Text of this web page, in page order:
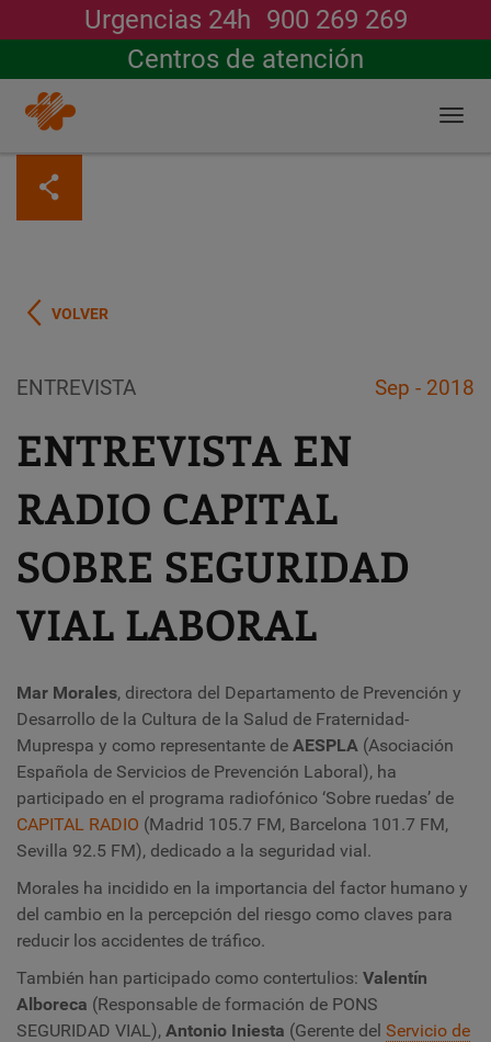
contenido
principal
Urgencias 24h 900 269 269
Centros de atención
Buscar
VOLVER
ENTREVISTA Sep - 2018
ENTREVISTA EN
RADIO CAPITAL
SOBRE SEGURIDAD
VIAL LABORAL
Mar Morales, directora del Departamento de Prevención y
Desarrollo de la Cultura de la Salud de Fraternidad-
Muprespa y como representante de AESPLA (Asociación
Española de Servicios de Prevención Laboral), ha
participado en el programa radiofónico ‘Sobre ruedas’ de
CAPITAL RADIO (Madrid 105.7 FM, Barcelona 101.7 FM,
Sevilla 92.5 FM), dedicado a la seguridad vial.
Morales ha incidido en la importancia del factor humano y
del cambio en la percepción del riesgo como claves para
reducir los accidentes de tráfico.
También han participado como contertulios: Valentín
Alboreca (Responsable de formación de PONS
SEGURIDAD VIAL), Antonio Iniesta (Gerente del Servicio de